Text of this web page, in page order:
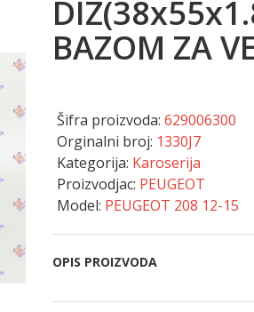
BAZOM ZA
Šifra proizvoda: 629006300
Orginalni broj: 1330J7
Kategorija: Karoserija
Proizvodjac: PEUGEOT
Model: PEUGEOT 208 12-15
OPIS PROIZVODA